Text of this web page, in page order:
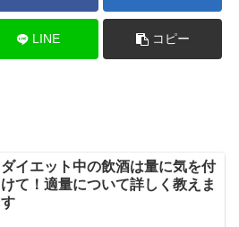
LINE コピー
ダイエット中の飲酒は量に気を付
けて！適量について詳しく教えま
す